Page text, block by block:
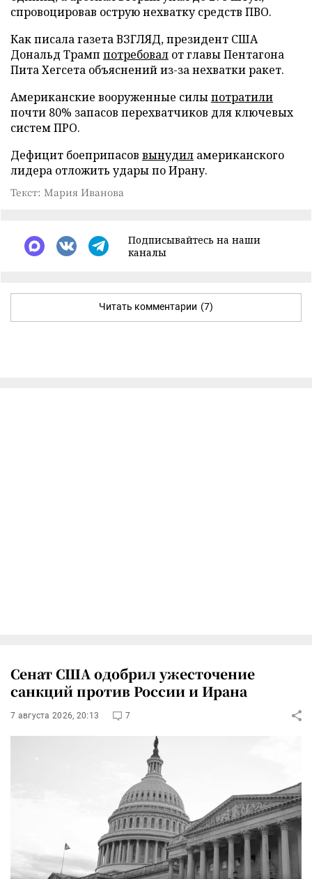
спровоцировав острую нехватку средств ПВО.
Как писала газета ВЗГЛЯД, президент США
Дональд Трамп потребовал от главы Пентагона
Пита Хегсета объяснений из-за нехватки ракет.
Американские вооруженные силыпотратили
почти 80% запасов перехватчиков для ключевых
систем ПРО.
Дефицит боеприпасов вынудил американского
лидера отложить удары по Ирану.
Текст: Мария Иванова
Подписывайтесь на наши
каналы
Читать комментарии (7)
Сенат США одобрил ужесточение
санкций против России и Ирана
7 августа 2026, 20:13 7